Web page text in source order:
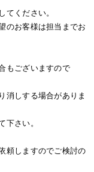
てください。
のお客様は担当までお
もございますので
消しする場合がありま
下さい。
頼しますのでご検討の